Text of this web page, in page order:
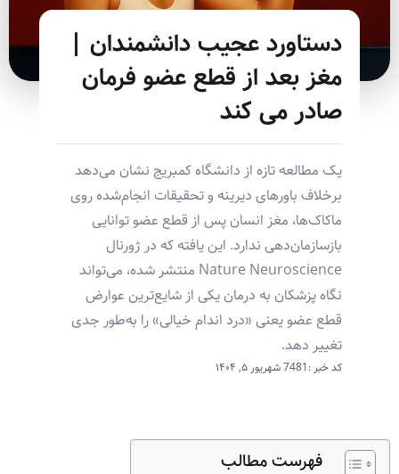
دستاورد عجیب دانشمندان |
مغز بعد از قطع عضو فرمان
صادر می کند
یک مطالعه تازه از دانشگاه کمبریج نشان می‌دهد
برخلاف باورهای دیرینه و تحقیقات انجام‌شده روی
ماکاک‌ها، مغز انسان پس از قطع عضو توانایی
بازسازمان‌دهی ندارد. این یافته که در ژورنال
Nature Neuroscience منتشر شده، می‌تواند
نگاه پزشکان به درمان یکی از شایع‌ترین عوارض
قطع عضو یعنی «درد اندام خیالی» را به‌طور جدی
تغییر دهد.
کد خبر :7481 شهریور ۵, ۱۴۰۴
فهرست مطالب